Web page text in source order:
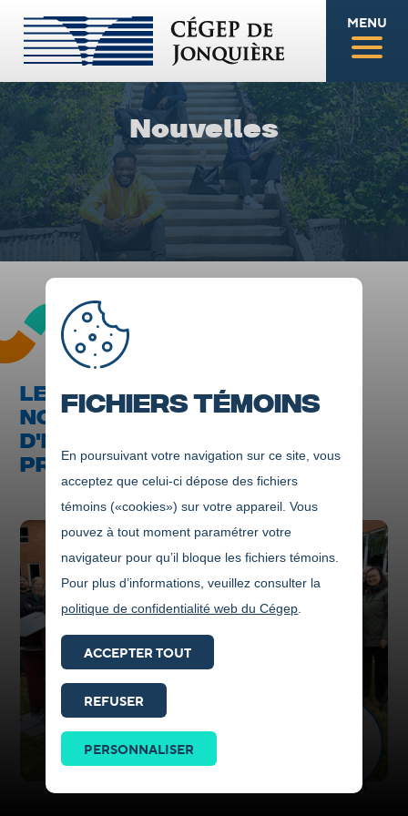
Fichiers témoins
En poursuivant votre navigation sur ce site, vous
acceptez que celui-ci dépose des fichiers
témoins («cookies») sur votre appareil. Vous
pouvez à tout moment paramétrer votre
navigateur pour qu’il bloque les fichiers témoins.
Pour plus d’informations, veuillez consulter la
politique de confidentialité web du Cégep
ACCEPTER TOUT
REFUSER
PERSONNALISER
MENU
Nouvelles
LE CÉGEP PRÉSENTE SA
NOUVELLE DÉCLARATION
D'ENGAGEMENT ENVERS LES
PREMIERS PEUPLES